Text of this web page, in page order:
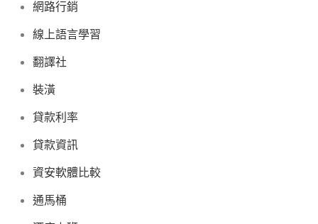
網路行銷
線上語言學習
翻譯社
裝潢
貸款利率
貸款資訊
資安軟體比較
通馬桶